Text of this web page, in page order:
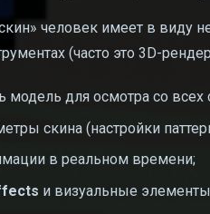
человек имеет в виду
(часто это 3D-
модель для осмотра со всех
скина (настройки
в реальном времени;
и визуальные